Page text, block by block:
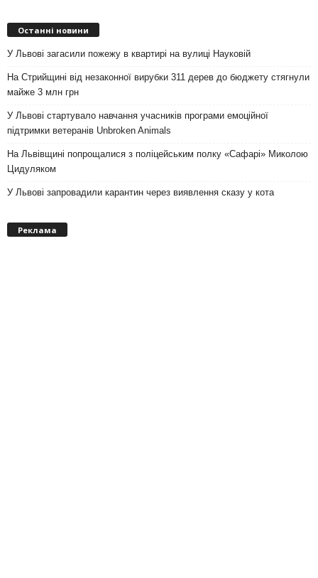
Останні новини
У Львові загасили пожежу в квартирі на вулиці Науковій
На Стрийщині від незаконної вирубки 311 дерев до бюджету стягнули
майже 3 млн грн
У Львові стартувало навчання учасників програми емоційної
підтримки ветеранів Unbroken Animals
На Львівщині попрощалися з поліцейським полку «Сафарі» Миколою
Цидуляком
У Львові запровадили карантин через виявлення сказу у кота
Реклама